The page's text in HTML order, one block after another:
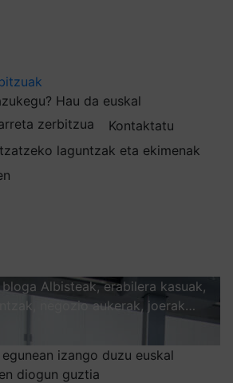
Hau da euskal
zerbitzua
Kontaktatu
laguntzak eta ekimenak
bloga Albisteak, erabilera kasuak,
negozio aukerak, joerak…
izango duzu euskal
diogun guztia